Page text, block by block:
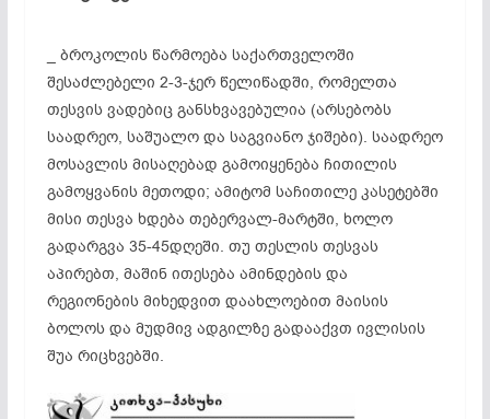
_ ბროკოლის წარმოება საქართველოში
შესაძლებელი 2-3-ჯერ წელიწადში, რომელთა
თესვის ვადებიც განსხვავებულია (არსებობს
საადრეო, საშუალო და საგვიანო ჯიშები). საადრეო
მოსავლის მისაღებად გამოიყენება ჩითილის
გამოყვანის მეთოდი; ამიტომ საჩითილე კასეტებში
მისი თესვა ხდება თებერვალ-მარტში, ხოლო
გადარგვა 35-45დღეში. თუ თესლის თესვას
აპირებთ, მაშინ ითესება ამინდების და
რეგიონების მიხედვით დაახლოებით მაისის
ბოლოს და მუდმივ ადგილზე გადააქვთ ივლისის
შუა რიცხვებში.